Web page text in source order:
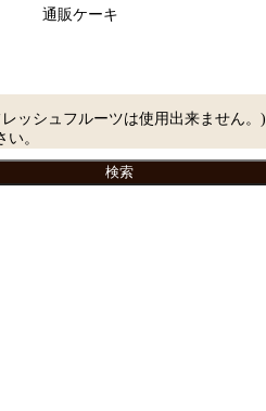
通販ケーキ
ッシュフルーツは使用出来ません。)
。